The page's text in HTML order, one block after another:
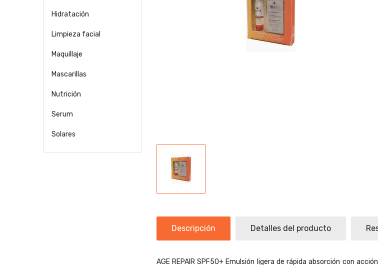
Hidratación
Limpieza facial
Maquillaje
Mascarillas
Nutrición
Serum
Solares
Descripción Detalles del producto
AGE REPAIR SPF50+ Emulsión ligera de rápida absorción con